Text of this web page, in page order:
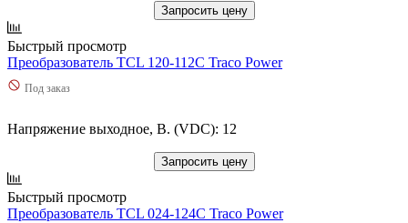
Запросить цену
Быстрый просмотр
Преобразователь TCL 120-112C Traco Power
Под заказ
Напряжение выходное, В. (VDC): 12
Запросить цену
Быстрый просмотр
Преобразователь TCL 024-124C Traco Power